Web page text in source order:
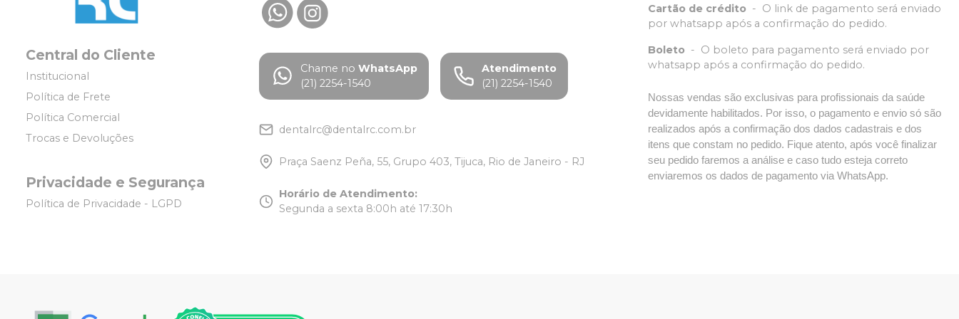
Central do Cliente
Institucional
Política de Frete
Política Comercial
Trocas e Devoluções
Privacidade e Segurança
Política de Privacidade - LGPD
Chame no WhatsApp
(21) 2254-1540
Atendimento
(21) 2254-1540
dentalrc@dentalrc.com.br
Praça Saenz Peña, 55, Grupo 403, Tijuca, Rio de Janeiro - RJ
Horário de Atendimento:
Segunda a sexta 8:00h até 17:30h
Cartão de crédito - O link de pagamento será enviado
por whatsapp após a confirmação do pedido.
Boleto - O boleto para pagamento será enviado por
whatsapp após a confirmação do pedido.
Nossas vendas são exclusivas para profissionais da saúde
devidamente habilitados. Por isso, o pagamento e envio só são
realizados após a confirmação dos dados cadastrais e dos
itens que constam no pedido. Fique atento, após você finalizar
seu pedido faremos a análise e caso tudo esteja correto
enviaremos os dados de pagamento via WhatsApp.